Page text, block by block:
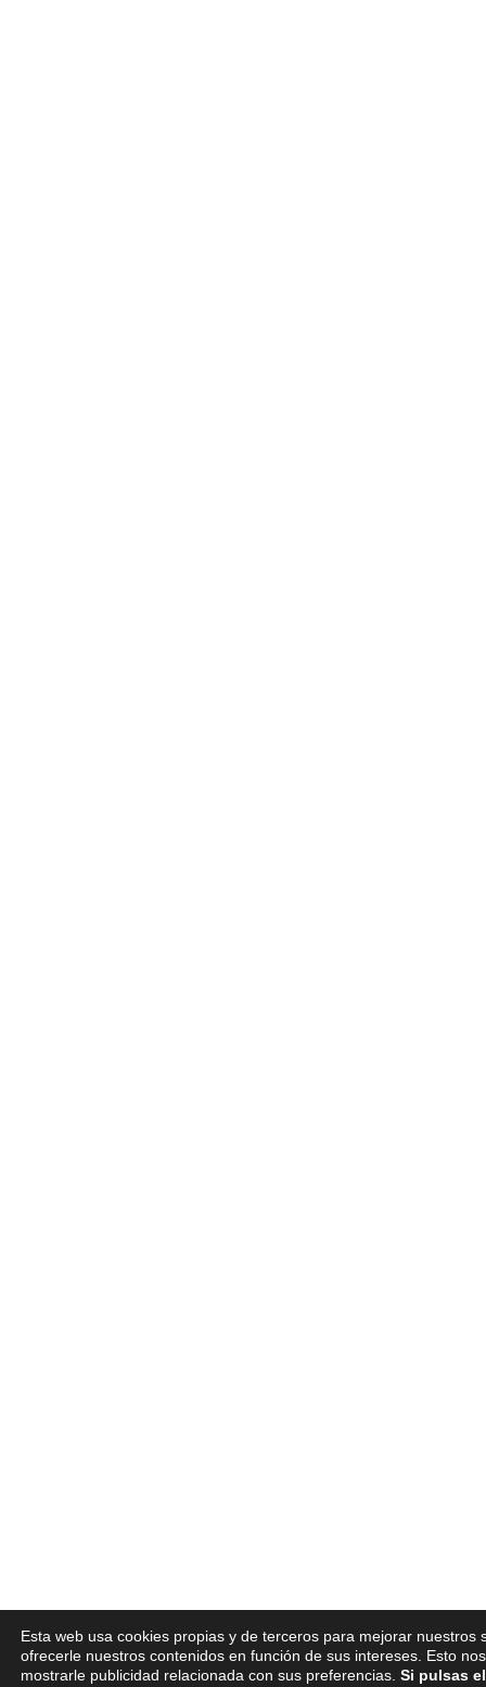
Esta web usa cookies propias y de terceros para mejorar
ofrecerle nuestros contenidos en función de sus intereses. Esto
mostrarle publicidad relacionada con sus preferencias. Si pulsas